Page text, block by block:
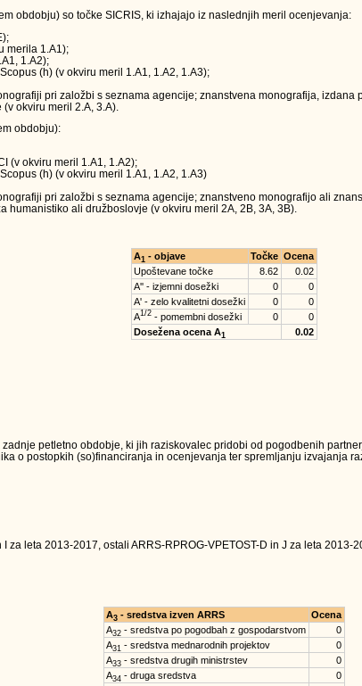
obdobju) so točke SICRIS, ki izhajajo iz naslednjih meril ocenjevanja:
merila 1.A1);
1.A2);
(h) (v okviru meril 1.A1, 1.A2, 1.A3);
pri založbi s seznama agencije; znanstvena monografija,
okviru meril 2.A, 3.A).
obdobju):
(v okviru meril 1.A1, 1.A2);
(h) (v okviru meril 1.A1, 1.A2, 1.A3)
pri založbi s seznama agencije; znanstveno monografijo ali
ali družboslovje (v okviru meril 2A, 2B, 3A, 3B).
A1 - objave Točke Ocena
Upoštevane točke
8.62
0.02
A'' - izjemni dosežki
0
0
A' - zelo kvalitetni dosežki
0
0
A1/2- pomembni dosežki 0
0
Dosežena ocena A1 0.02
petletno obdobje, ki jih raziskovalec pridobi od pogodbenih
o postopkih (so)financiranja in ocenjevanja ter spremljanju izvajanja
za leta 2013-2017, ostali ARRS-RPROG-VPETOST-D in J za leta 2013-
A3- sredstva izven ARRS
Ocena
A32- sredstva po pogodbah z gospodarstvom
0
A31 - sredstva mednarodnih projektov
0
A33- sredstva drugih ministrstev
0
A34 - druga sredstva
0